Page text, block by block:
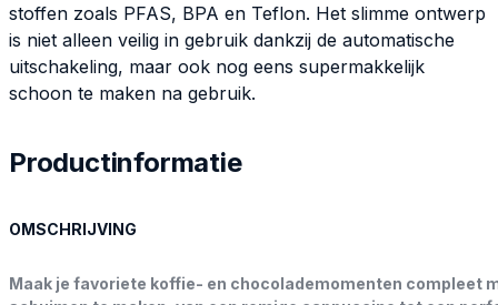
stoffen zoals PFAS, BPA en Teflon. Het slimme ontwerp
is niet alleen veilig in gebruik dankzij de automatische
uitschakeling, maar ook nog eens supermakkelijk
schoon te maken na gebruik.
Productinformatie
OMSCHRIJVING
Maak je favoriete koffie- en chocolademomenten compleet